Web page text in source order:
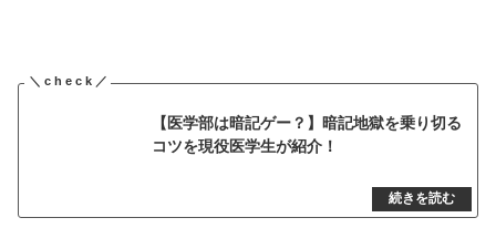
【医学部は暗記ゲー？】暗記地獄を乗り切る
コツを現役医学生が紹介！